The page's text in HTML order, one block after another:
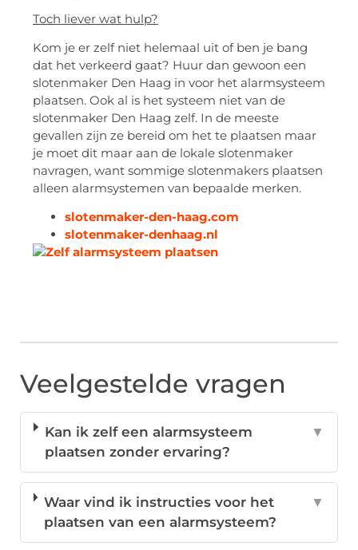
Toch liever wat hulp?
Kom je er zelf niet helemaal uit of ben je bang
dat het verkeerd gaat? Huur dan gewoon een
slotenmaker Den Haag in voor het alarmsysteem
plaatsen. Ook al is het systeem niet van de
slotenmaker Den Haag zelf. In de meeste
gevallen zijn ze bereid om het te plaatsen maar
je moet dit maar aan de lokale slotenmaker
navragen, want sommige slotenmakers plaatsen
alleen alarmsystemen van bepaalde merken.
slotenmaker-den-haag.com
slotenmaker-denhaag.nl
Veelgestelde vragen
Kan ik zelf een alarmsysteem
plaatsen zonder ervaring?
▼
Waar vind ik instructies voor het
plaatsen van een alarmsysteem?
▼